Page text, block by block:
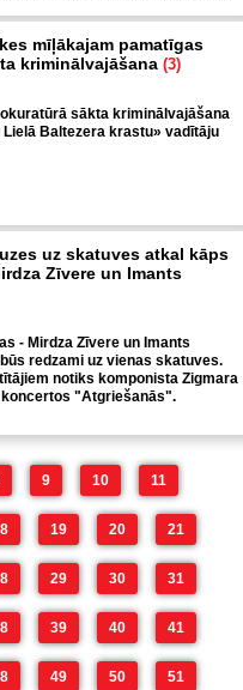
mīļākajam pamatīgas
kriminālvajāšana (3)
sākta kriminālvajāšana
Baltezera krastu» vadītāju
uz skatuves atkal kāps
Zīvere un Imants
- Mirdza Zīvere un Imants
redzami uz vienas skatuves.
notiks komponista Zigmara
koncertos "Atgriešanās".
9 10 11
19 20 21
29 30 31
39 40 41
49 50 51